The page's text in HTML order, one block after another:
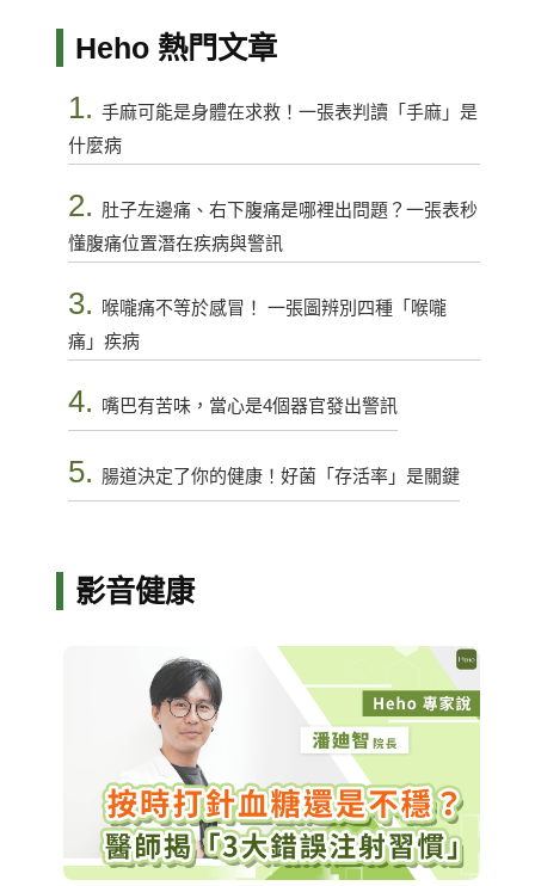
Heho 熱門文章
1. 手麻可能是身體在求救！一張表判讀「手麻」是
什麼病
2. 肚子左邊痛、右下腹痛是哪裡出問題？一張表秒
懂腹痛位置潛在疾病與警訊
3.
喉嚨痛不等於感冒！ 一張圖辨別四種「喉嚨
痛」疾病
4. 嘴巴有苦味，當心是4個器官發出警訊
5. 腸道決定了你的健康！好菌「存活率」是關鍵
影音健康